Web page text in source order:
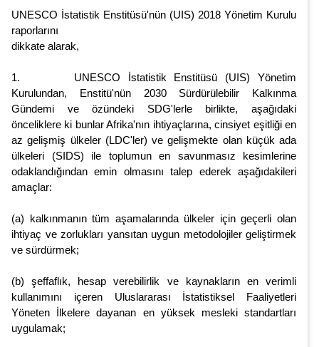
UNESCO İstatistik Enstitüsü'nün (UIS) 2018 Yönetim Kurulu
raporlarını
dikkate alarak,
1. UNESCO İstatistik Enstitüsü (UIS) Yönetim
Kurulundan, Enstitü'nün 2030 Sürdürülebilir Kalkınma
Gündemi ve özündeki SDG'lerle birlikte, aşağıdaki
önceliklere ki bunlar Afrika'nın ihtiyaçlarına, cinsiyet eşitliği en
az gelişmiş ülkeler (LDC'ler) ve gelişmekte olan küçük ada
ülkeleri (SIDS) ile toplumun en savunmasız kesimlerine
odaklandığından emin olmasını talep ederek aşağıdakileri
amaçlar:
(a) kalkınmanın tüm aşamalarında ülkeler için geçerli olan
ihtiyaç ve zorlukları yansıtan uygun metodolojiler geliştirmek
ve sürdürmek;
(b) şeffaflık, hesap verebilirlik ve kaynakların en verimli
kullanımını içeren Uluslararası İstatistiksel Faaliyetleri
Yöneten İlkelere dayanan en yüksek mesleki standartları
uygulamak;